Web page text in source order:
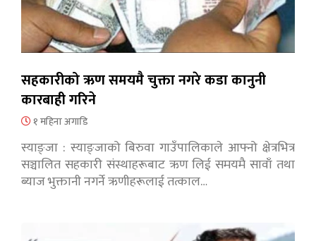
सहकारीको ऋण समयमै चुक्ता नगरे कडा कानुनी
कारबाही गरिने
१ महिना अगाडि
स्याङ्जा : स्याङ्जाको बिरुवा गाउँपालिकाले आफ्नो क्षेत्रभित्र
सञ्चालित सहकारी संस्थाहरूबाट ऋण लिई समयमै सावाँ तथा
ब्याज भुक्तानी नगर्ने ऋणीहरूलाई तत्काल…